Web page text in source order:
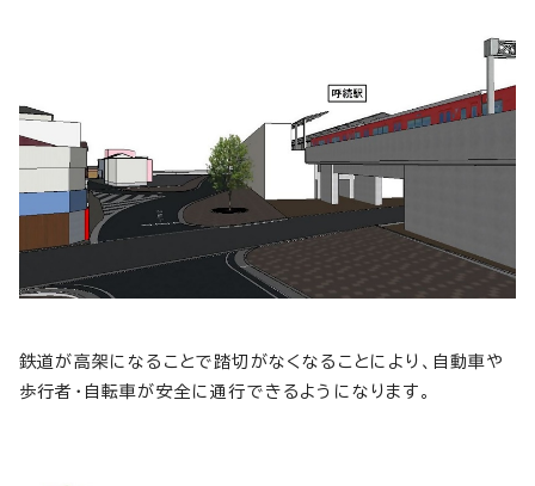
鉄道が高架になることで踏切がなくなることにより、自動車や
歩行者・自転車が安全に通行できるようになります。